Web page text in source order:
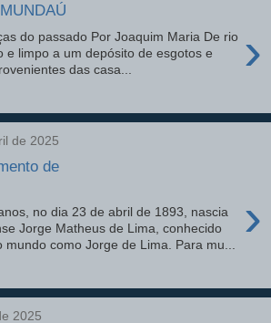
›
do passado Por Joaquim Maria De rio
e limpo a um depósito de esgotos e
das casa...
de 2025
de
›
no dia 23 de abril de 1893, nascia
Jorge Matheus de Lima, conhecido
mundo como Jorge de Lima. Para mu...
2025